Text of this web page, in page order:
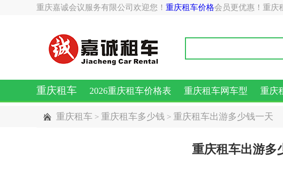
重庆嘉诚会议服务有限公司欢迎您！ 重庆租车价格会员更优惠！重庆
重庆租车 2026重庆租车价格表 重庆租车网车型 重庆
重庆租车 > 重庆租车多少钱 > 重庆租车出游多少钱一天
重庆租车出游多